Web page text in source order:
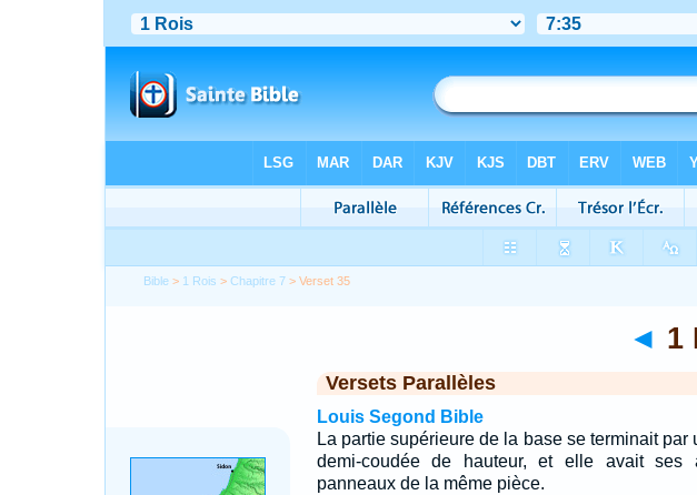
Bible > 1 Rois >Chapitre 7 > Verset 35
◄ 1
Versets Parallèles
Louis Segond Bible
La partie supérieure de la base se terminait par
demi-coudée de hauteur, et elle avait ses
panneaux de la même pièce.